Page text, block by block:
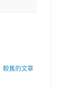
較舊的文章